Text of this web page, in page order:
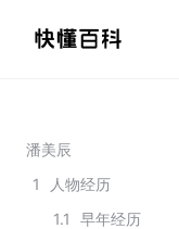
潘美辰
1
人物经历
1.1
早年经历